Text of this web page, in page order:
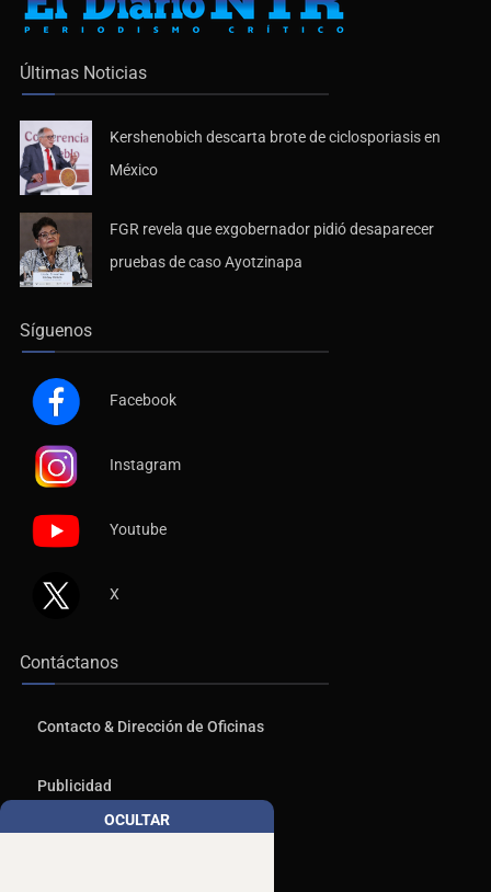
Últimas Noticias
Kershenobich descarta brote de ciclosporiasis en
México
FGR revela que exgobernador pidió desaparecer
pruebas de caso Ayotzinapa
Síguenos
Facebook
Instagram
Youtube
X
Contáctanos
Contacto & Dirección de Oficinas
Publicidad
OCULTAR